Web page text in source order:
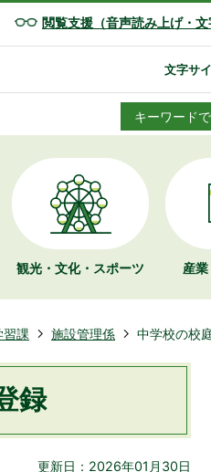
閲覧支援（音声読み上げ・文
文字サ
キーワード
観光・文化・ スポーツ 産
習課 施設管理係 中学校の校
録
更新日：2026年01月30日